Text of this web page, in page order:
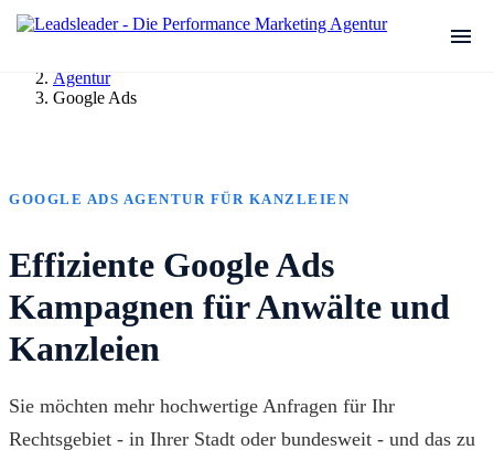
Agentur
Google Ads
GOOGLE ADS AGENTUR FÜR KANZLEIEN
Effiziente Google Ads
Kampagnen für Anwälte und
Kanzleien
Sie möchten mehr hochwertige Anfragen für Ihr
Rechtsgebiet - in Ihrer Stadt oder bundesweit - und das zu